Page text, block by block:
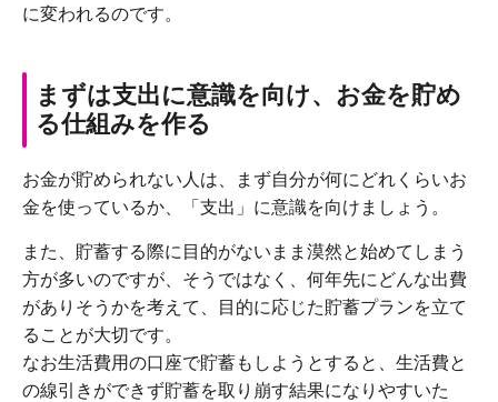
に変われるのです。
まずは支出に意識を向け、お金を貯め
る仕組みを作る
お金が貯められない人は、まず自分が何にどれくらいお
金を使っているか、「支出」に意識を向けましょう。
また、貯蓄する際に目的がないまま漠然と始めてしまう
方が多いのですが、そうではなく、何年先にどんな出費
がありそうかを考えて、目的に応じた貯蓄プランを立て
ることが大切です。
なお生活費用の口座で貯蓄もしようとすると、生活費と
の線引きができず貯蓄を取り崩す結果になりやすいた